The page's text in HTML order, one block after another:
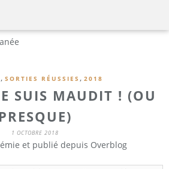
, SORTIES RÉUSSIES , 2018
SUIS MAUDIT ! (OU
PRESQUE)
1 OCTOBRE 2018
et publié depuis Overblog